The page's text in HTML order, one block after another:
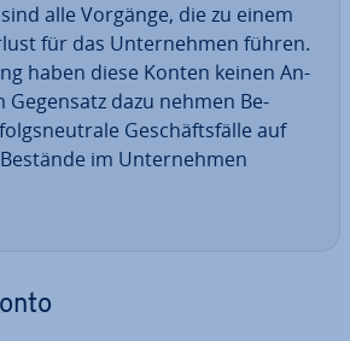
alle Vorgänge, die zu einem
für das Un­ter­neh­men führen.
haben diese Konten keinen An­
Gegensatz dazu nehmen Be­
Ge­schäfts­fäl­le auf
im Un­ter­neh­men